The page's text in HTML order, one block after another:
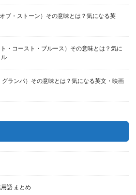
ブ・ストーン）その意味とは？気になる英
・コースト・ブルース）その意味とは？気に
ランパ）その意味とは？気になる英文・映画
語 まとめ